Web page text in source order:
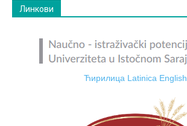
Линкови
Ћирилица Latinica English